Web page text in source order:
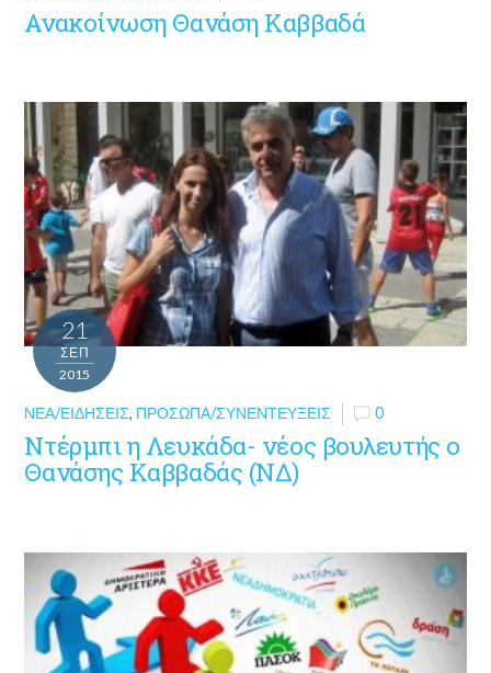
Ανακοίνωση Θανάση Καββαδά
21
ΣΕΠ
2015
ΝΈΑ/ΕΙΔΉΣΕΙΣ, ΠΡΌΣΩΠΑ/ΣΥΝΕΝΤΕΎΞΕΙΣ 0
Ντέρμπι η Λευκάδα- νέος βουλευτής ο
Θανάσης Καββαδάς (ΝΔ)